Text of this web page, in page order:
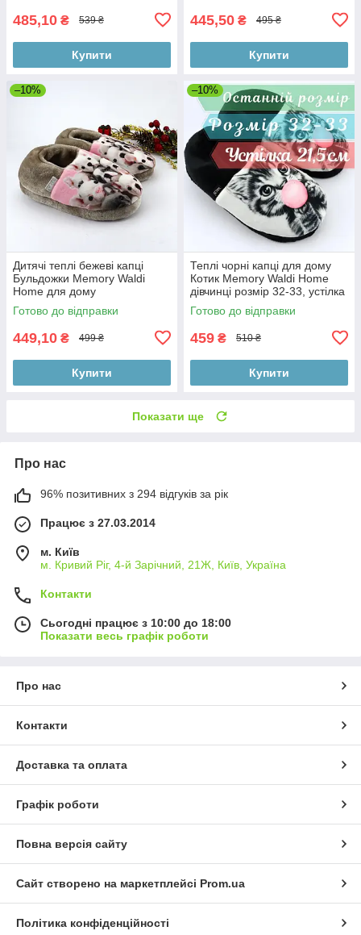
485,10 ₴ 539 ₴
Купити
445,50 ₴ 495 ₴
Купити
–10%
Дитячі теплі бежеві капці
Бульдожки Memory Waldi
Home для дому
Готово до відправки
449,10 ₴ 499 ₴
Купити
–10%
Теплі чорні капці для дому
Котик Memory Waldi Home
дівчинці розмір 32-33, устілка
21,5 см
Готово до відправки
459 ₴ 510 ₴
Купити
Показати ще
Про нас
96% позитивних з 294 відгуків за рік
Працює з 27.03.2014
м. Київ
м. Кривий Ріг, 4-й Зарічний, 21Ж, Київ, Україна
Контакти
Сьогодні працює з 10:00 до 18:00
Показати весь графік роботи
Про нас
Контакти
Доставка та оплата
Графік роботи
Повна версія сайту
Сайт створено на маркетплейсі Prom.ua
Політика конфіденційності